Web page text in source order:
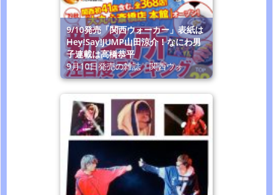
9/10発売「関西ウォーカー」表紙は
Hey!Say!JUMP山田涼介！なにわ男
子連載は高橋恭平
9月10日発売の雑誌「関西ウォ